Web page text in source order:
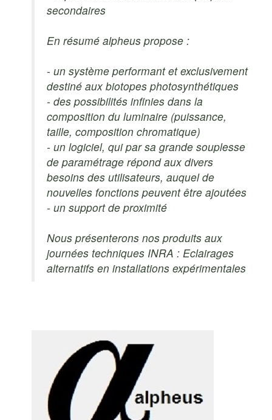
secondaires
En résumé alpheus propose :
- un système performant et exclusivement
destiné aux biotopes photosynthétiques
- des possibilités infinies dans la
composition du luminaire (puissance,
taille, composition chromatique)
- un logiciel, qui par sa grande souplesse
de paramétrage répond aux divers
besoins des utilisateurs, auquel de
nouvelles fonctions peuvent être ajoutées
- un support de proximité
Nous présenterons nos produits aux
journées techniques INRA : Eclairages
alternatifs en installations expérimentales